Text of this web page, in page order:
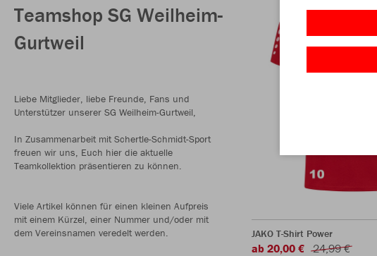
Teamshop SG Weilheim-
Gurtweil
Liebe Mitglieder, liebe Freunde, Fans und
Unterstützer unserer SG Weilheim-Gurtweil,
In Zusammenarbeit mit Schertle-Schmidt-Sport
freuen wir uns, Euch hier die aktuelle
Teamkollektion präsentieren zu können.
Viele Artikel können für einen kleinen Aufpreis
mit einem Kürzel, einer Nummer und/oder mit
dem Vereinsnamen veredelt werden.
JAKO T-Shirt Power
ab 20,00 € 24,99 €